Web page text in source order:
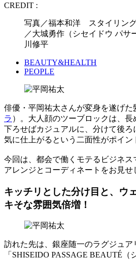
CREDIT :
写真／福本和洋 スタイリン
／大城勇作（シセイドウ パ
川修平
BEAUTY&HEALTH
PEOPLE
俳優・平岡祐太さんが変身を遂げた
ラ ）。大人顔のツーブロックは、
下ろせばカジュアルに、分けて後ろ
気に仕上がるという二面性がポイン
今回は、都会で働くモテるビジネ
アレンジとコーディネートをお見せ
キッチリとした分け目と、ウ
キそな雰囲気倍増！
訪れた先は、銀座随一のラグジュア
「SHISEIDO PASSAGE BEAUTÉ（